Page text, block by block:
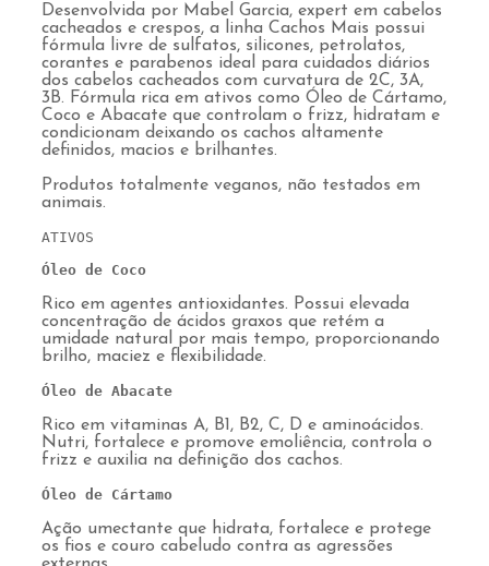
Desenvolvida por Mabel Garcia, expert em cabelos
cacheados e crespos, a linha Cachos Mais possui
fórmula livre de sulfatos, silicones, petrolatos,
corantes e parabenos ideal para cuidados diários
dos cabelos cacheados com curvatura de 2C, 3A,
3B. Fórmula rica em ativos como Óleo de Cártamo,
Coco e Abacate que controlam o frizz, hidratam e
condicionam deixando os cachos altamente
definidos, macios e brilhantes.
Produtos totalmente veganos, não testados em
animais.
ATIVOS
Óleo de Coco
Rico em agentes antioxidantes. Possui elevada
concentração de ácidos graxos que retém a
umidade natural por mais tempo, proporcionando
brilho, maciez e flexibilidade.
Óleo de Abacate
Rico em vitaminas A, B1, B2, C, D e aminoácidos.
Nutri, fortalece e promove emoliência, controla o
frizz e auxilia na definição dos cachos.
Óleo de Cártamo
Ação umectante que hidrata, fortalece e protege
os fios e couro cabeludo contra as agressões